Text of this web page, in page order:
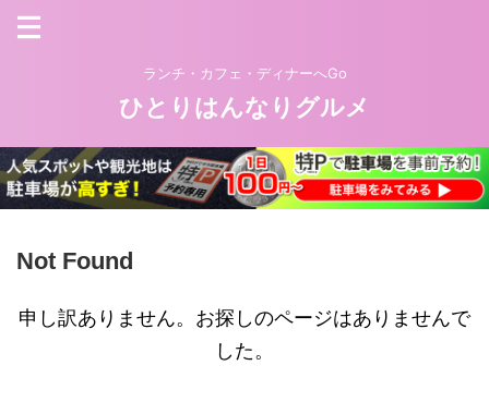
ランチ・カフェ・ディナーへGo
ひとりはんなりグルメ
Not Found
申し訳ありません。お探しのページはありませんで
した。